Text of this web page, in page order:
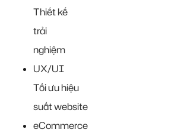
Thiết kế
trải
nghiệm
UX/UI
Tối ưu hiệu
suất website
eCommerce